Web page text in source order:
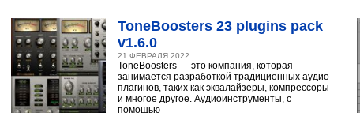
ToneBoosters 23 plugins pack
v1.6.0
21 ФЕВРАЛЯ 2022
ToneBoosters — это компания, которая
занимается разработкой традиционных аудио-
плагинов, таких как эквалайзеры, компрессоры
и многое другое. Аудиоинструменты, с
помощью